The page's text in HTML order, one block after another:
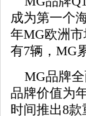
成为第一个
年MG欧洲
有7辆，MG
MG品牌全
品牌价值为
时间推出8